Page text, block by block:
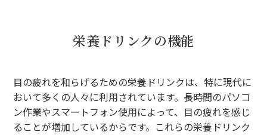
栄養ドリンクの機能
目の疲れを和らげるための栄養ドリンクは、特に現代に
おいて多くの人々に利用されています。長時間のパソコ
ン作業やスマートフォン使用によって、目の疲れを感じ
ることが増加しているからです。これらの栄養ドリンク